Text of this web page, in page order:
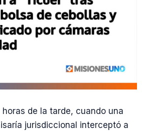
de la tarde, cuando una
jurisdiccional interceptó a